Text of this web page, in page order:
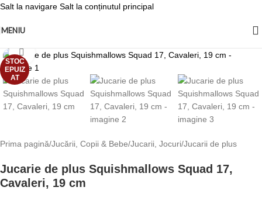
Salt la navigare Salt la conținutul principal
MENIU
STOC
EPUIZ
AT
Fă clic pentru a mări
Prima pagină/Jucării, Copii & Bebe/Jucarii, Jocuri/Jucarii de plus
Jucarie de plus Squishmallows Squad 17,
Cavaleri, 19 cm